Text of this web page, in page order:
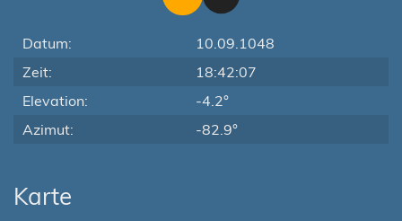
Datum:
10.09.1048
Zeit:
18:42:07
Elevation:
-4.2°
Azimut:
-82.9°
Karte